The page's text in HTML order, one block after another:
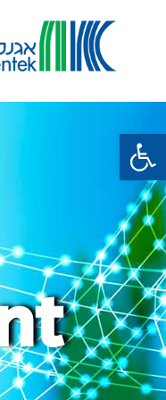
פתח סרגל נגישות